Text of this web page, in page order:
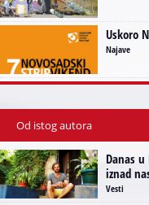
Uskoro
Najave
Od istog autora
Danas
iznad
Vesti